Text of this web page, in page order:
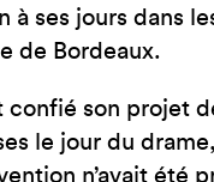
à ses jours dans
de Bordeaux.
confié son projet
le jour du
n’avait été